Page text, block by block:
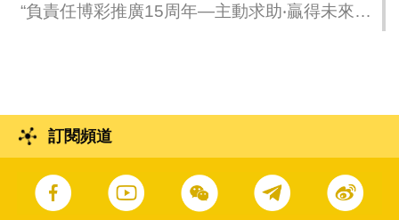
“負責任博彩推廣15周年—主動求助‧贏得未來”
訂閱頻道